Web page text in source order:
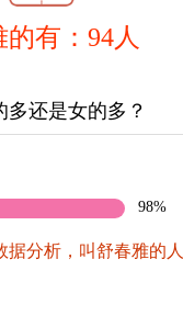
的有：94人
还是女的多？
98%
据分析，叫舒春雅的